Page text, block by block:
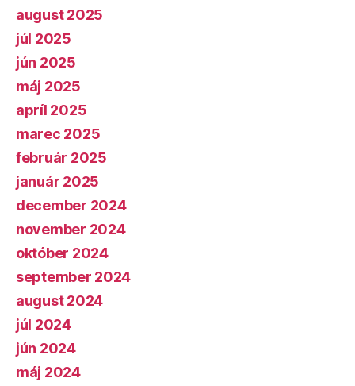
august 2025
júl 2025
jún 2025
máj 2025
apríl 2025
marec 2025
február 2025
január 2025
december 2024
november 2024
október 2024
september 2024
august 2024
júl 2024
jún 2024
máj 2024